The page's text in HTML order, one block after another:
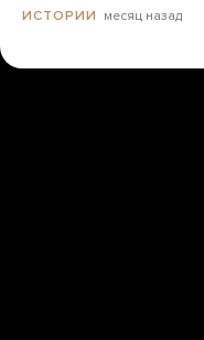
ИСТОРИИ месяц назад